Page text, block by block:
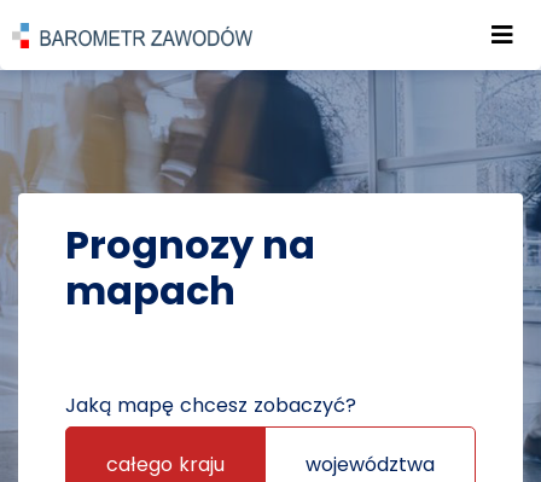
POWRÓT DO STRONY GŁÓWNEJ
PROGNOZY PROGNOZY NA MAPACH
Prognozy na
mapach
Jaką mapę chcesz zobaczyć?
całego kraju województwa